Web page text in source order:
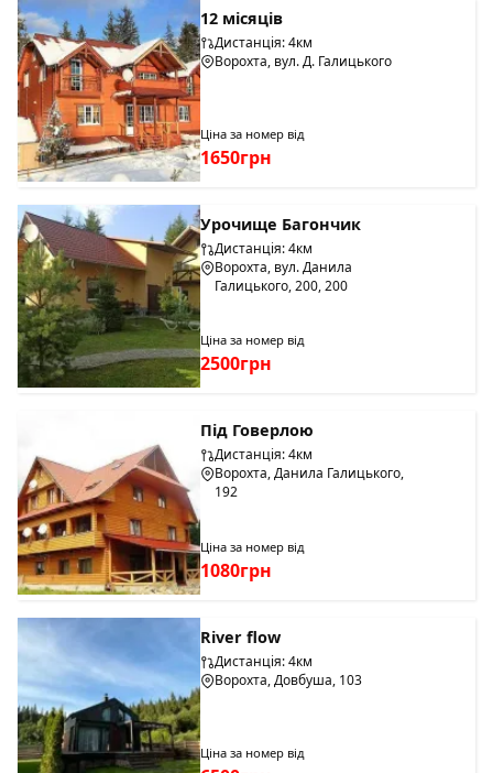
12 місяців
Дистанція: 4км
Ворохта, вул. Д. Галицького
Ціна за номер від
1650грн
Урочище Багончик
Дистанція: 4км
Ворохта, вул. Данила
Галицького, 200, 200
Ціна за номер від
2500грн
Під Говерлою
Дистанція: 4км
Ворохта, Данила Галицького,
192
Ціна за номер від
1080грн
River flow
Дистанція: 4км
Ворохта, Довбуша, 103
Ціна за номер від